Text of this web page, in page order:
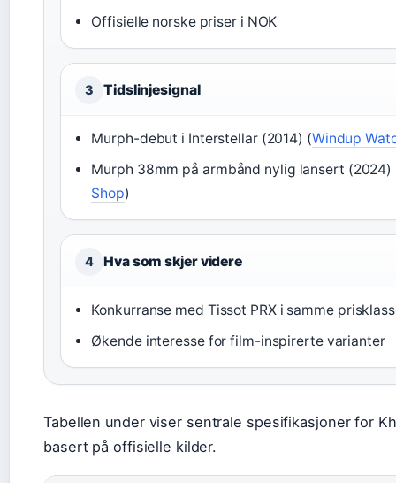
Offisielle norske priser i NOK
3 Tidslinjesignal
Murph-debut i Interstellar (2014) (Windup
Murph 38mm på armbånd nylig lansert (2024)
Shop)
4 Hva som skjer videre
Konkurranse med Tissot PRX i samme
Økende interesse for film-inspirerte varianter
Tabellen under viser sentrale spesifikasjoner for
basert på offisielle kilder.